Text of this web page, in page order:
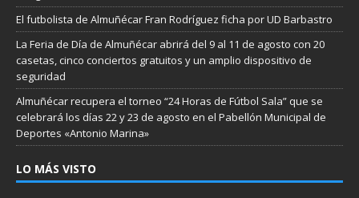
El futbolista de Almuñécar Fran Rodríguez ficha por UD Barbastro
La Feria de Día de Almuñécar abrirá del 9 al 11 de agosto con 20
casetas, cinco conciertos gratuitos y un amplio dispositivo de
seguridad
Almuñécar recupera el torneo “24 Horas de Fútbol Sala” que se
celebrará los días 22 y 23 de agosto en el Pabellón Municipal de
Deportes «Antonio Marina»
LO MÁS VISTO